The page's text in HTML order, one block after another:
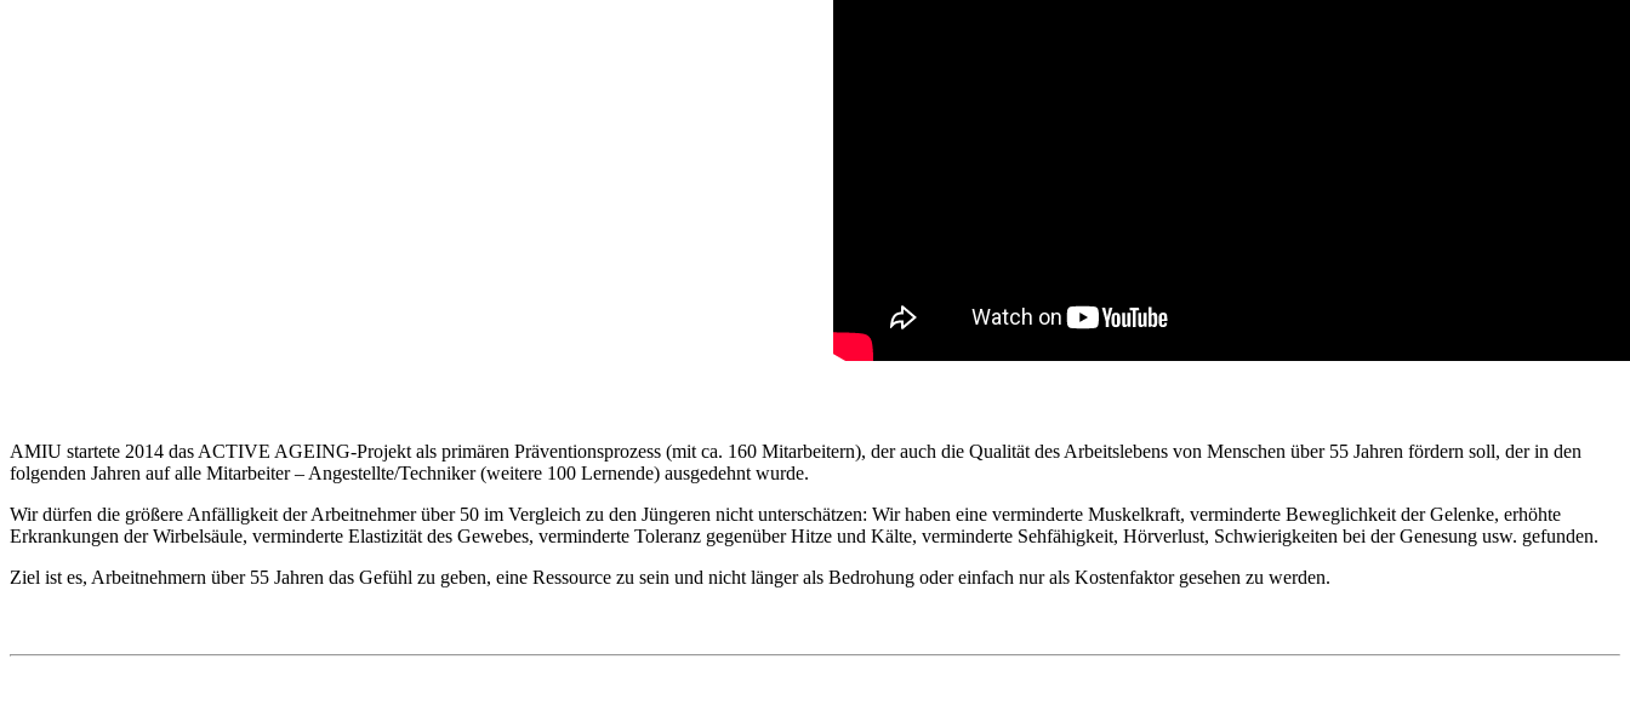
AMIU startete 2014 das ACTIVE AGEING-Projekt als primären Präventionsprozess (mit ca. 160 Mitarbeitern), der auch die Qualität des Arbeitslebens von Menschen über 55 Jahren fördern soll, der in den
folgenden Jahren auf alle Mitarbeiter – Angestellte/Techniker (weitere 100 Lernende) ausgedehnt wurde.
Wir dürfen die größere Anfälligkeit der Arbeitnehmer über 50 im Vergleich zu den Jüngeren nicht unterschätzen: Wir haben eine verminderte Muskelkraft, verminderte Beweglichkeit der Gelenke, erhöhte
Erkrankungen der Wirbelsäule, verminderte Elastizität des Gewebes, verminderte Toleranz gegenüber Hitze und Kälte, verminderte Sehfähigkeit, Hörverlust, Schwierigkeiten bei der Genesung usw. gefunden.
Ziel ist es, Arbeitnehmern über 55 Jahren das Gefühl zu geben, eine Ressource zu sein und nicht länger als Bedrohung oder einfach nur als Kostenfaktor gesehen zu werden.